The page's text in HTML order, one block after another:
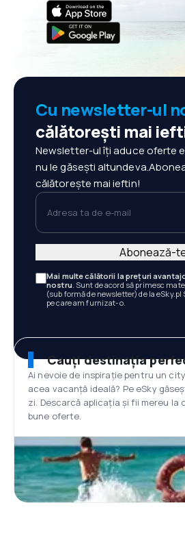
Cu newsletter-ul
călătorești mai
Newsletter-ul îți aduce oferte
nu le găsești
călătorește mai ieftin!
Adresa ta de e-mail
Mai multe călătorii la prețuri
nostru. Sunt de acord să primesc
(sub formă de newsletter) de la eSky.pl
pe care am furnizat-o.
Abonează-
Cauți destinația
Ai nevoie de inspirație pentru un
acea vacanță ideală? Pe eSky
zi. Descarcă aplicația și fii mereu la
bune oferte.